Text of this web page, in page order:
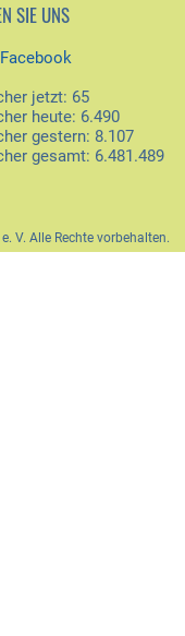
SIE UNS
Facebook
jetzt: 65
heute: 6.490
gestern: 8.107
gesamt: 6.481.489
V. Alle Rechte vorbehalten.